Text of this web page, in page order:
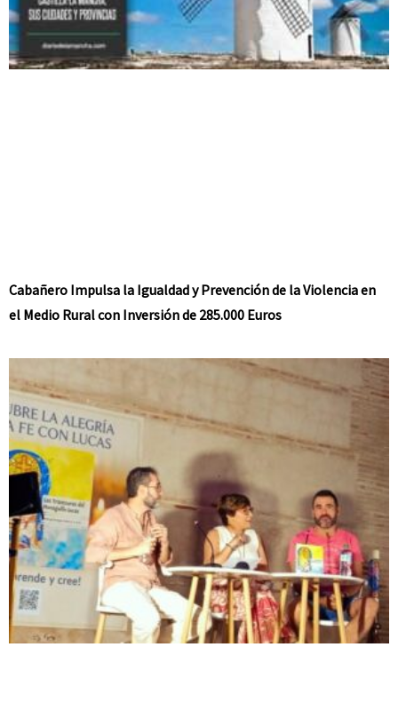
Cabañero Impulsa la Igualdad y Prevención de la Violencia en
el Medio Rural con Inversión de 285.000 Euros